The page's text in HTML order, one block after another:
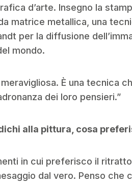
d’arte. Insegno la
matrice metallica, una
per la diffusione
mondo.
È una tecnica
dei loro pensieri.”
alla pittura, cosa
in cui preferisco il
dal vero. Penso che